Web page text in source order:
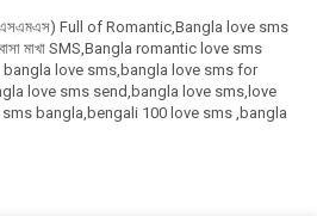
এসএমএস) Full of Romantic,Bangla love sms
মাখা SMS,Bangla romantic love sms
), bangla love sms,bangla love sms for
love sms send,bangla love sms,love
bangla,bengali 100 love sms ,bangla